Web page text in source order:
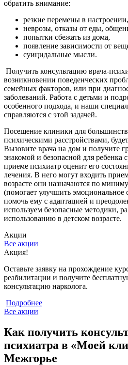
обратить внимание:
резкие перемены в настроении,
неврозы, отказы от еды,
попытки сбежать из дома,
появление зависимости от
суицидальные мысли.
Получить консультацию врача-
возникновении поведенческих
семейных факторов, или при
заболеваний. Работа с детьми и
особенного подхода, и наши
справляются с этой задачей.
Посещение клиники для
психическими расстройствами,
Вызовите врача на дом и получите
знакомой и безопасной для ребенка
приеме психиатр оценит его
лечения. В него могут входить
возрасте они назначаются по
(помогает улучшить эмоциональное
помочь ему с адаптацией и
используем безопасные методики,
использованию в детском возрасте.
Акции
Все акции
Акция!
Оставьте заявку на прохождение
реабилитации и получите
консультацию нарколога.
Подробнее
Все акции
Как получить
психиатра в «Моей
Межгорье